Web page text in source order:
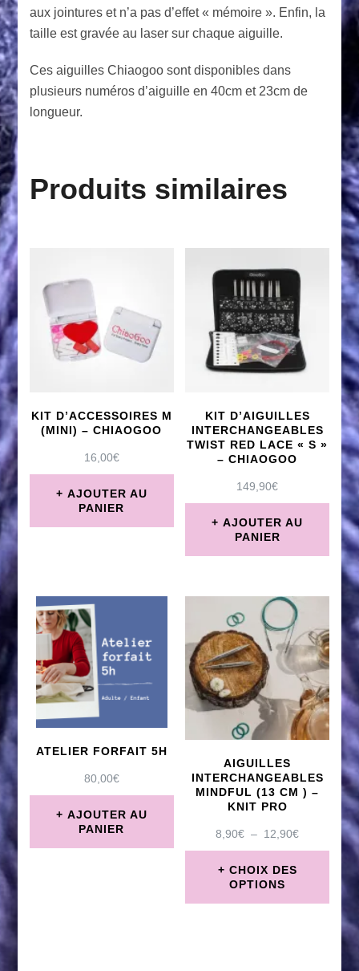
aux jointures et n’a pas d’effet « mémoire ». Enfin, la
taille est gravée au laser sur chaque aiguille.
Ces aiguilles Chiaogoo sont disponibles dans
plusieurs numéros d’aiguille en 40cm et 23cm de
longueur.
Produits similaires
KIT D’ACCESSOIRES M
(MINI) – CHIAOGOO
16,00€
AJOUTER AU
PANIER
KIT D’AIGUILLES
INTERCHANGEABLES
TWIST RED LACE « S »
– CHIAOGOO
149,90€
AJOUTER AU
PANIER
ATELIER FORFAIT 5H
80,00€
AJOUTER AU
PANIER
AIGUILLES
INTERCHANGEABLES
MINDFUL (13 CM ) –
KNIT PRO
8,90€ – 12,90€PLAGE
DE
CHOIX DES
OPTIONS